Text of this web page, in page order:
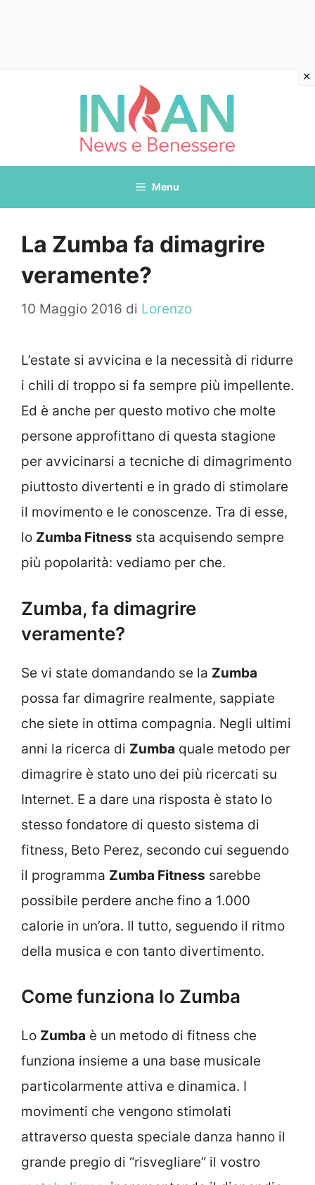
Menu
La Zumba fa dimagrire
veramente?
10 Maggio 2016 di Lorenzo
L’estate si avvicina e la necessità di ridurre
i chili di troppo si fa sempre più impellente.
Ed è anche per questo motivo che molte
persone approfittano di questa stagione
per avvicinarsi a tecniche di dimagrimento
piuttosto divertenti e in grado di stimolare
il movimento e le conoscenze. Tra di esse,
lo Zumba Fitness sta acquisendo sempre
più popolarità: vediamo per che.
Zumba, fa dimagrire
veramente?
Se vi state domandando se la Zumba
possa far dimagrire realmente, sappiate
che siete in ottima compagnia. Negli ultimi
anni la ricerca di Zumba quale metodo per
dimagrire è stato uno dei più ricercati su
Internet. E a dare una risposta è stato lo
stesso fondatore di questo sistema di
fitness, Beto Perez, secondo cui seguendo
il programma Zumba Fitness sarebbe
possibile perdere anche fino a 1.000
calorie in un’ora. Il tutto, seguendo il ritmo
della musica e con tanto divertimento.
Come funziona lo Zumba
Lo Zumba è un metodo di fitness che
funziona insieme a una base musicale
particolarmente attiva e dinamica. I
movimenti che vengono stimolati
attraverso questa speciale danza hanno il
grande pregio di “risvegliare” il vostro